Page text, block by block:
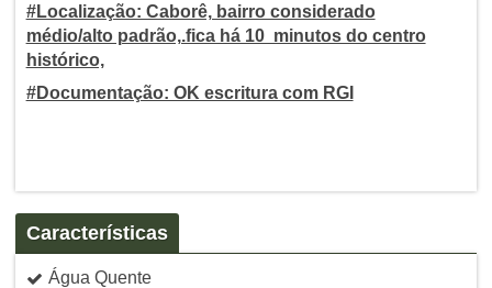
#Localização: Caborê, bairro considerado
médio/alto padrão,.fica há 10 minutos do centro
histórico,
#Documentação: OK escritura com RGI
Características
Água Quente